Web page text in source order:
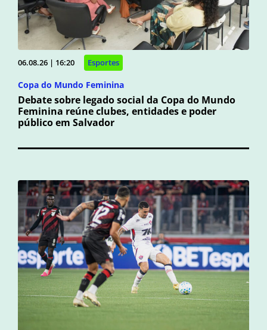
06.08.26 | 16:20 Esportes
Copa do Mundo Feminina
Debate sobre legado social da Copa do Mundo
Feminina reúne clubes, entidades e poder
público em Salvador